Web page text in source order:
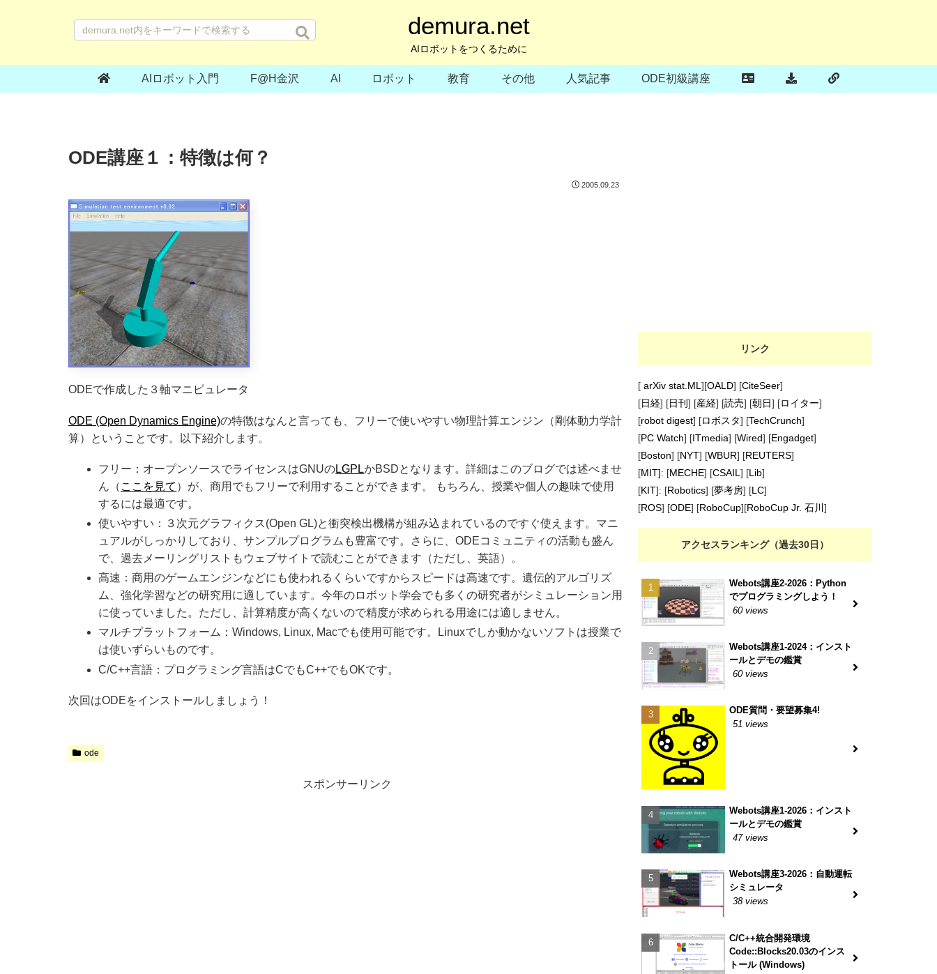
demura.net
AIロボットをつくるために
AIロボット入門 F@H金沢 AI ロボット 教育 その他 人気記事 ODE初級講座
ODE講座１：特徴は何？
2005.09.23
ODEで作成した３軸マニピュレータ
ODE (Open Dynamics Engine)の特徴はなんと言っても、フリーで使いやすい物理計算エンジン（剛体動力学計
算）ということです。以下紹介します。
フリー：オープンソースでライセンスはGNUのLGPLかBSDとなります。詳細はこのブログでは述べませ
ん（ ここを見て ）が、商用でもフリーで利用することができます。 もちろん、授業や個人の趣味で使用
するには最適です。
使いやすい：３次元グラフィクス(Open GL)と衝突検出機構が組み込まれているのですぐ使えます。マニ
ュアルがしっかりしており、サンプルプログラムも豊富です。さらに、ODEコミュニティの活動も盛ん
で、過去メーリングリストもウェブサイトで読むことができます（ただし、英語）。
高速：商用のゲームエンジンなどにも使われるくらいですからスピードは高速です。遺伝的アルゴリズ
ム、強化学習などの研究用に適しています。今年のロボット学会でも多くの研究者がシミュレーション用
に使っていました。ただし、計算精度が高くないので精度が求められる用途には適しません。
マルチプラットフォーム：Windows, Linux, Macでも使用可能です。Linuxでしか動かないソフトは授業で
は使いずらいものです。
C/C++言語：プログラミング言語はCでもC++でもOKです。
次回はODEをインストールしましょう！
ode
スポンサーリンク
リンク
[ arXiv stat.ML ][OALD] [CiteSeer]
[日経] [日刊 ] [産経] [読売] [朝日] [ロイター]
[robot digest] [ロボスタ] [TechCrunch]
[PC Watch] [ITmedia] [Wired] [Engadget]
[Boston] [NYT] [WBUR] [REUTERS]
[MIT]: [MECHE] [CSAIL ] [Lib]
[KIT]: [Robotics] [夢考房] [LC]
[ROS] [ODE] [RoboCup][RoboCup Jr. 石川 ]
アクセスランキング（過去30日）
Webots講座2-2026：Python
でプログラミングしよう！
60 views
Webots講座1-2024：インスト
ールとデモの鑑賞
60 views
ODE質問・要望募集4!
51 views
Webots講座1-2026：インスト
ールとデモの鑑賞
47 views
Webots講座3-2026：自動運転
シミュレータ
38 views
C/C++統合開発環境
Code::Blocks20.03のインス
トール (Windows)